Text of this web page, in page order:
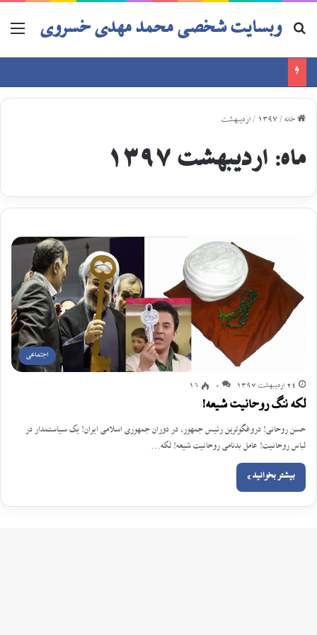
وبسایت شخصی محمد مهدی خسروی
خانه /
1397
/ اردیبهشت
ماه: اردیبهشت 1397
اجتماعی
24 اردیبهشت 1397 0
16
لکه ننگ روحانیت شیعه!
حسن روحانی! دروغگوترین رئیس جمهور، در دوران جمهوری اسلامی ایران! یک سیاستمدار در
لباس روحانیت! عامل بدنامی روحانیت شیعه! لکه…
بیشتر بخوانید »